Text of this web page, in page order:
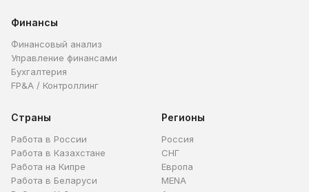
Финансы
Финансовый анализ
Управление финансами
Бухгалтерия
FP&A / Контроллинг
Страны
Работа в России
Работа в Казахстане
Работа на Кипре
Работа в Беларуси
Регионы
Россия
СНГ
Европа
MENA